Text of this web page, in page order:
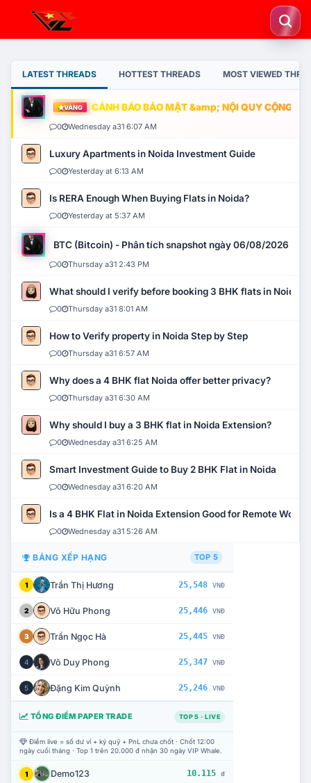
LATEST THREADS HOTTEST THREADS MOST VIEWED
VÀNG CẢNH BÁO BẢO MẬT &amp; NỘI QUY CỘNG
0 Wednesday a31 6:07 AM
Luxury Apartments in Noida Investment Guide
0 Yesterday at 6:13 AM
Is RERA Enough When Buying Flats in Noida?
0 Yesterday at 5:37 AM
BTC (Bitcoin) - Phân tích snapshot ngày 06/08/2026
0 Thursday a31 2:43 PM
What should I verify before booking 3 BHK flats in Noida?
0 Thursday a31 8:01 AM
How to Verify property in Noida Step by Step
0 Thursday a31 6:57 AM
Why does a 4 BHK flat Noida offer better privacy?
0 Thursday a31 6:30 AM
Why should I buy a 3 BHK flat in Noida Extension?
0 Wednesday a31 6:25 AM
Smart Investment Guide to Buy 2 BHK Flat in Noida
0 Wednesday a31 6:20 AM
Is a 4 BHK Flat in Noida Extension Good for Remote Work?
0 Wednesday a31 5:26 AM
BẢNG XẾP HẠNG TOP 5
1 Trần Thị Hương 25,548 VNĐ
2 Võ Hữu Phong 25,446 VNĐ
3 Trần Ngọc Hà 25,445 VNĐ
4 Võ Duy Phong 25,347 VNĐ
5 Đặng Kim Quỳnh 25,246 VNĐ
TỔNG ĐIỂM PAPER TRADE TOP 5 · LIVE
Điểm live = số dư ví + ký quỹ + PnL chưa chốt · Chốt 12:00
ngày cuối tháng · Top 1 trên 20.000 đ nhận 30 ngày VIP Whale.
1 Demo123 10.115 đ